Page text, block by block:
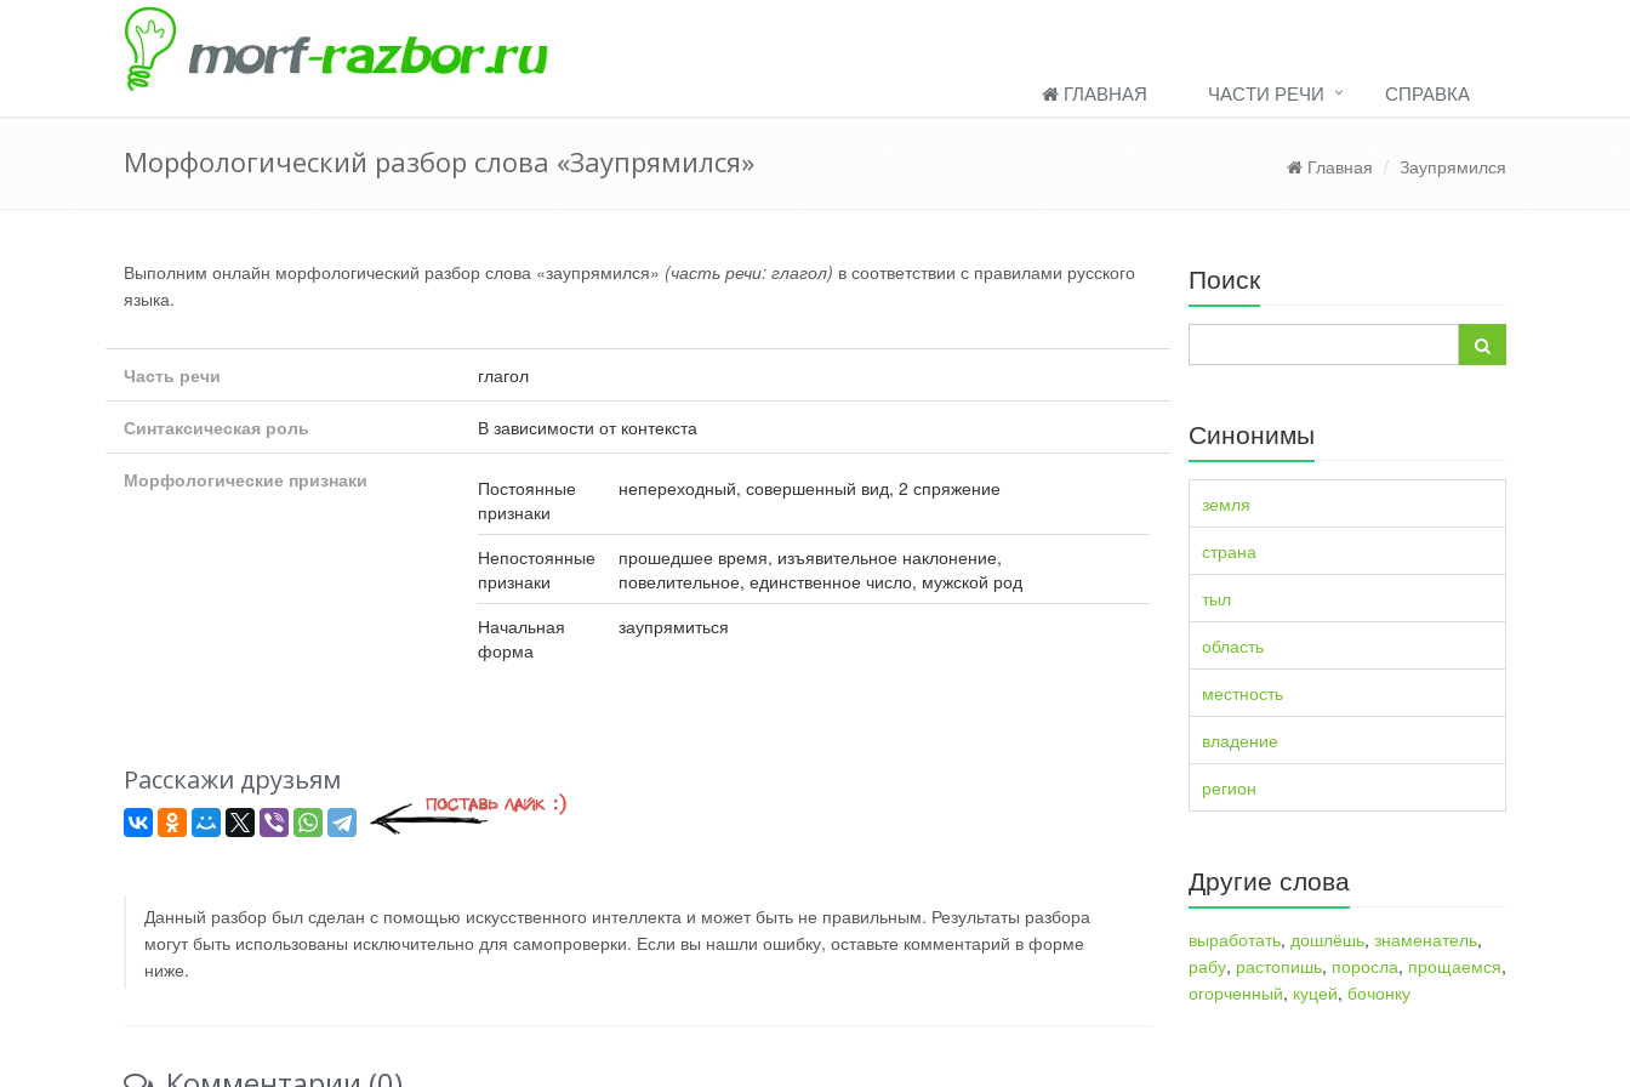
ГЛАВНАЯ ЧАСТИ РЕЧИ СПРАВКА
Морфологический разбор слова «Заупрямился» Главная Заупрямился
Выполним онлайн морфологический разбор слова «заупрямился» (часть речи: глагол) в соответствии с правилами русского
языка.
Часть речи глагол
Синтаксическая роль В зависимости от контекста
Морфологические признаки
Постоянные
признаки
непереходный, совершенный вид, 2 спряжение
Непостоянные
признаки
прошедшее время, изъявительное наклонение,
повелительное, единственное число, мужской род
Начальная
форма
заупрямиться
Расскажи друзьям
Данный разбор был сделан с помощью искусственного интеллекта и может быть не правильным. Результаты разбора
могут быть использованы исключительно для самопроверки. Если вы нашли ошибку, оставьте комментарий в форме
ниже.
Поиск
Синонимы
земля
страна
тыл
область
местность
владение
регион
Другие слова
выработать, дошлёшь, знаменатель,
рабу, растопишь, поросла, прощаемся,
огорченный, куцей, бочонку